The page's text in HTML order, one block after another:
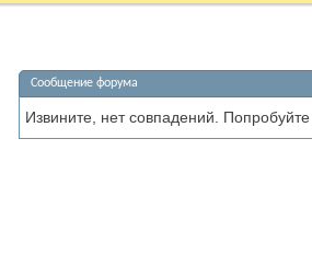
Сообщение форума
Извините, нет совпадений.